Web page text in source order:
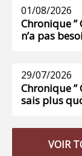
01/08/2026
Chronique ”
n’a pas
29/07/2026
Chronique ”
sais plus
VOIR